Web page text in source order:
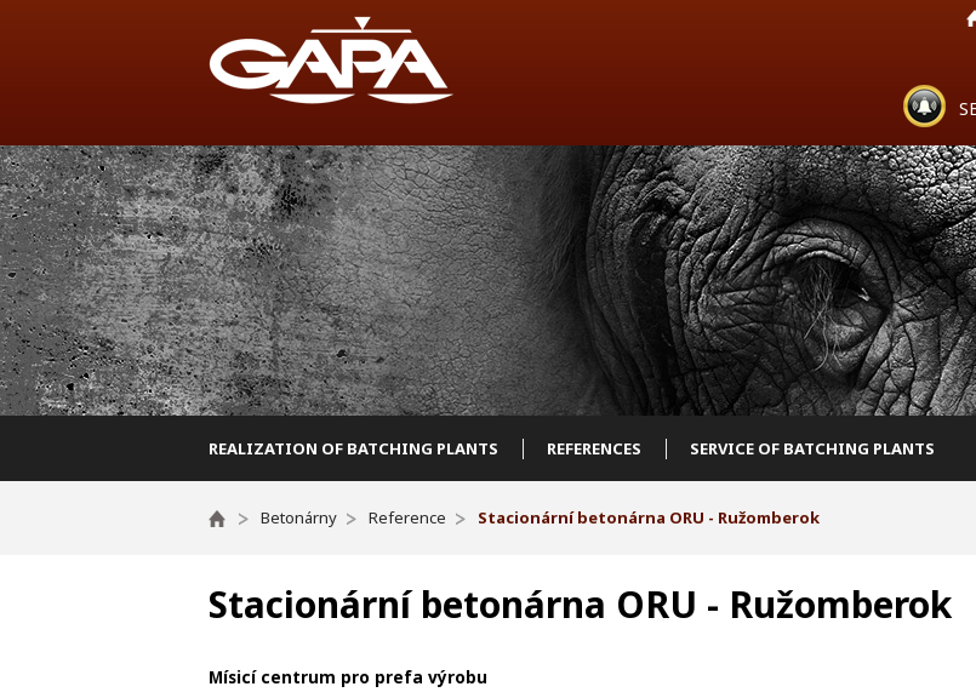
REALIZATION OF BATCHING PLANTS REFERENCES SERVICE OF BATCHING PLANTS
Betonárny Reference Stacionární betonárna ORU - Ružomberok
Stacionární betonárna ORU - Ružomberok
Mísicí centrum pro prefa výrobu